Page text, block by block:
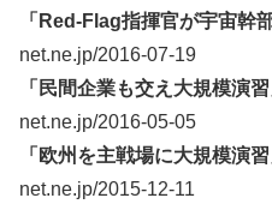
「Red-Flag指揮官が宇宙幹
net.ne.jp/2016-07-19
「民間企業も交え大規模演
net.ne.jp/2016-05-05
「欧州を主戦場に大規模演
net.ne.jp/2015-12-11